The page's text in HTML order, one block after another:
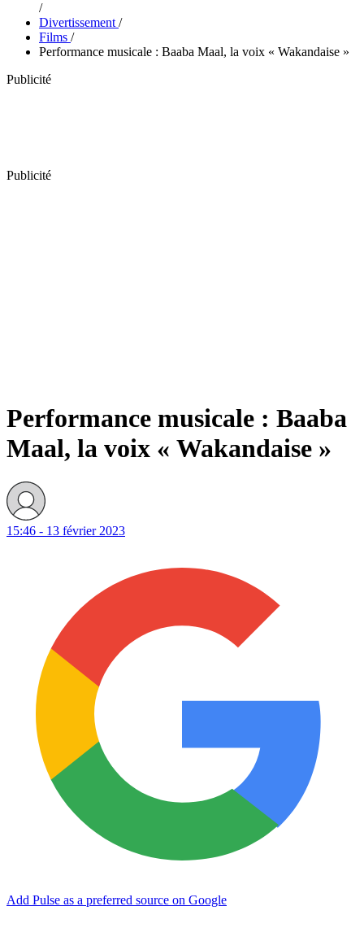
/
Divertissement /
Films /
Performance musicale : Baaba Maal, la voix « Wakandaise »
Publicité
Publicité
Performance musicale : Baaba
Maal, la voix « Wakandaise »
15:46 - 13 février 2023
Add Pulse as a preferred source on Google